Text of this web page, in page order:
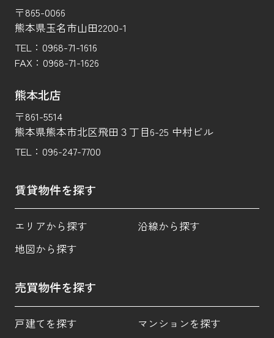
〒865-0066
熊本県玉名市山田2200-1
TEL： 0968-71-1616
FAX： 0968-71-1626
熊本北店
〒861-5514
熊本県熊本市北区飛田３丁目6-25 中村ビル
TEL： 096-247-7700
賃貸物件を探す
エリアから探す
沿線から探す
地図から探す
売買物件を探す
戸建てを探す
マンションを探す